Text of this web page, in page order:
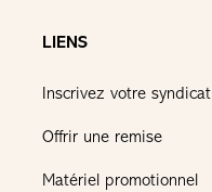
LIENS
Inscrivez votre syndicat
Offrir une remise
Matériel promotionnel